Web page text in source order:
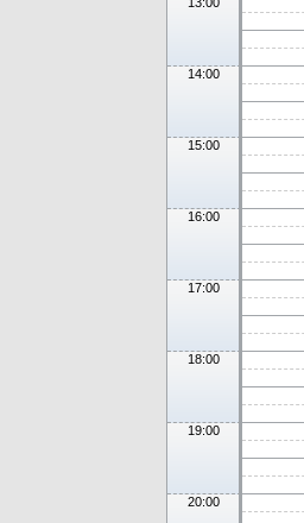
14:00
15:00
16:00
17:00
18:00
19:00
20:00